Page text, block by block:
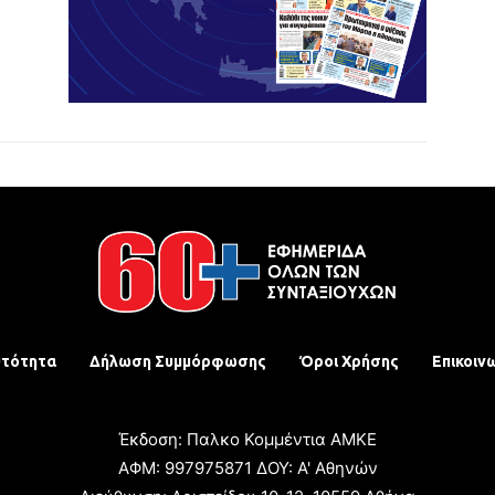
Δήλωση Συμμόρφωσης Όροι Χρήσης
Έκδοση: Παλκο Κομμέντια ΑΜΚΕ
ΑΦΜ: 997975871 ΔΟΥ: Α' Αθηνών